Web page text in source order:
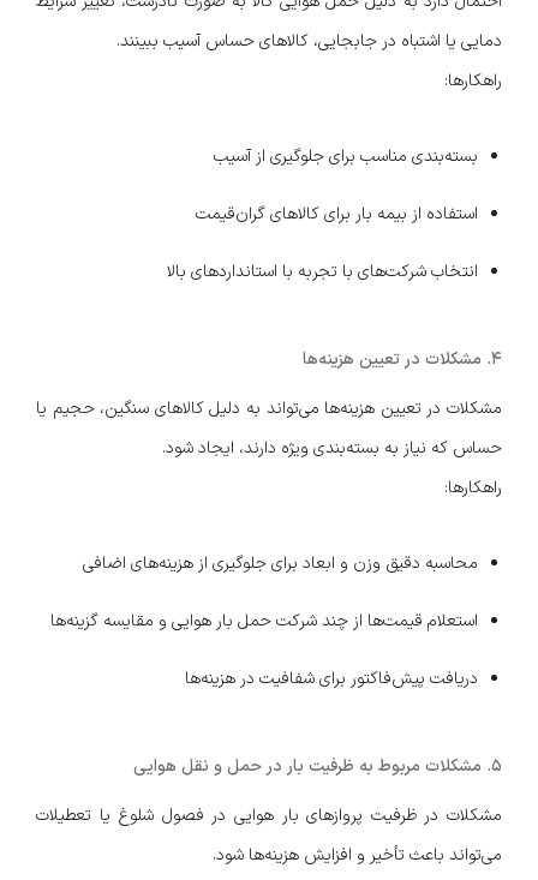
دمایی یا اشتباه در جابجایی، کالاهای حساس آسیب ببینند.
راهکارها:
بسته‌بندی مناسب برای جلوگیری از آسیب
استفاده از بیمه بار برای کالاهای گران‌قیمت
انتخاب شرکت‌های با تجربه با استانداردهای بالا
۴. مشکلات در تعیین هزینه‌ها
مشکلات در تعیین هزینه‌ها می‌تواند به دلیل کالاهای سنگین، حجیم یا
حساس که نیاز به بسته‌بندی ویژه دارند، ایجاد شود.
راهکارها:
محاسبه دقیق وزن و ابعاد برای جلوگیری از هزینه‌های اضافی
استعلام قیمت‌ها از چند شرکت حمل بار هوایی و مقایسه گزینه‌ها
دریافت پیش‌فاکتور برای شفافیت در هزینه‌ها
۵. مشکلات مربوط به ظرفیت بار در حمل و نقل هوایی
مشکلات در ظرفیت پروازهای بار هوایی در فصول شلوغ یا تعطیلات
می‌تواند باعث تأخیر و افزایش هزینه‌ها شود.